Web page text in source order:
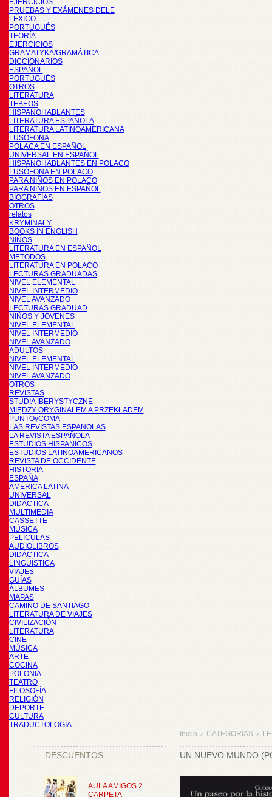
EJERCICIOS
PRUEBAS Y EXÁMENES DELE
LÉXICO
PORTUGUÉS
TEORÍA
EJERCICIOS
GRAMATYKA/GRAMÁTICA
DICCIONARIOS
ESPAÑOL
PORTUGUÉS
OTROS
LITERATURA
TEBEOS
HISPANOHABLANTES
LITERATURA ESPAÑOLA
LITERATURA LATINOAMERICANA
LUSÓFONA
POLACA EN ESPAÑOL
UNIVERSAL EN ESPAÑOL
HISPANOHABLANTES EN POLACO
LUSÓFONA EN POLACO
PARA NIÑOS EN POLACO
PARA NIÑOS EN ESPAÑOL
BIOGRAFÍAS
OTROS
relatos
KRYMINAŁY
BOOKS IN ENGLISH
NIÑOS
LITERATURA EN ESPAÑOL
METODOS
LITERATURA EN POLACO
LECTURAS GRADUADAS
NIVEL ELEMENTAL
NIVEL INTERMEDIO
NIVEL AVANZADO
LECTURAS GRADUAD
NIÑOS Y JÓVENES
NIVEL ELEMENTAL
NIVEL INTERMEDIO
NIVEL AVANZADO
ADULTOS
NIVEL ELEMENTAL
NIVEL INTERMEDIO
NIVEL AVANZADO
OTROS
REVISTAS
STUDIA IBERYSTYCZNE
MIĘDZY ORYGINAŁEM A PRZEKŁADEM
PUNTOyCOMA
LAS REVISTAS ESPANOLAS
LA REVISTA ESPAÑOLA
ESTUDIOS HISPANICOS
ESTUDIOS LATINOAMERICANOS
REVISTA DE OCCIDENTE
HISTORIA
ESPAÑA
AMÉRICA LATINA
UNIVERSAL
DIDÁCTICA
MULTIMEDIA
CASSETTE
MÚSICA
PELÍCULAS
AUDIOLIBROS
DIDÁCTICA
LINGÜÍSTICA
VIAJES
GUÍAS
ÁLBUMES
MAPAS
CAMINO DE SANTIAGO
LITERATURA DE VIAJES
CIVILIZACIÓN
LITERATURA
CINE
MÚSICA
ARTE
COCINA
POLONIA
TEATRO
FILOSOFÍA
RELIGIÓN
DEPORTE
CULTURA
TRADUCTOLOGÍA
DESCUENTOS
AULA AMIGOS 2
CARPETA
Inicio > CATEGORÍAS >
UN NUEVO MUNDO